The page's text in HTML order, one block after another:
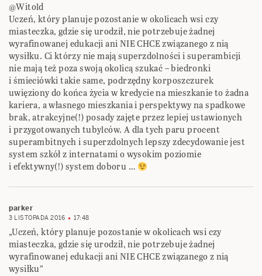
@Witold
Uczeń, który planuje pozostanie w okolicach wsi czy
miasteczka, gdzie się urodził, nie potrzebuje żadnej
wyrafinowanej edukacji ani NIE CHCE związanego z nią
wysiłku. Ci którzy nie mają superzdolności i superambicji
nie mają też poza swoją okolicą szukać – biedronki
i śmieciówki takie same, podrzędny korposzczurek
uwięziony do końca życia w kredycie na mieszkanie to żadna
kariera, a własnego mieszkania i perspektywy na spadkowe
brak, atrakcyjne(!) posady zajęte przez lepiej ustawionych
i przygotowanych tubylców. A dla tych paru procent
superambitnych i superzdolnych lepszy zdecydowanie jest
system szkół z internatami o wysokim poziomie
i efektywny(!) system doboru …
parker
3 LISTOPADA 2016 17:48
„Uczeń, który planuje pozostanie w okolicach wsi czy
miasteczka, gdzie się urodził, nie potrzebuje żadnej
wyrafinowanej edukacji ani NIE CHCE związanego z nią
wysiłku”